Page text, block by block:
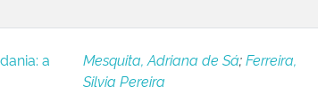
a
Mesquita, Adriana de Sá;Ferreira,
Silvia Pereira